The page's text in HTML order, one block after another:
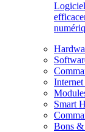
Smart
Bons &